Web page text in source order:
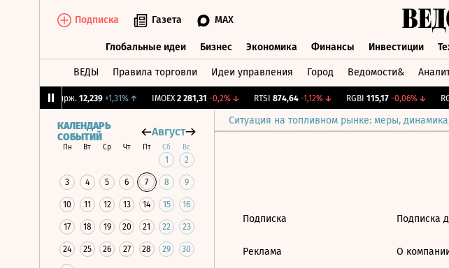
Подписка Газета MAX
Глобальные идеи Бизнес Экономика Финансы Инвестиции
ВЕДЫ Правила торговли Идеи управления Город Ведомости&
CNY Бирж. 12,239 +1,31%↑ IMOEX 2 281,31 -0,2%↓ RTSI 874,64 -1,12%↓ RGBI 115,17 -0,06%↓
Ситуация на топливном рынке: меры,
КАЛЕНДАРЬ
СОБЫТИЙ
Август
Пн Вт Ср Чт Пт Сб Вс
1 2
3 4 5 6 7 8 9
10 11 12 13 14 15 16
17 18 19 20 21 22 23
24 25 26 27 28 29 30
Подписка
Реклама
Подписка
О